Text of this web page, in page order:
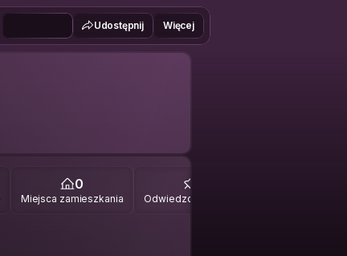
Udostępnij Więcej
0
Miejsca zamieszkania Odwiedzone miejsca